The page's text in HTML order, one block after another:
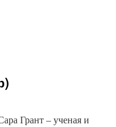
Грант – ученая и